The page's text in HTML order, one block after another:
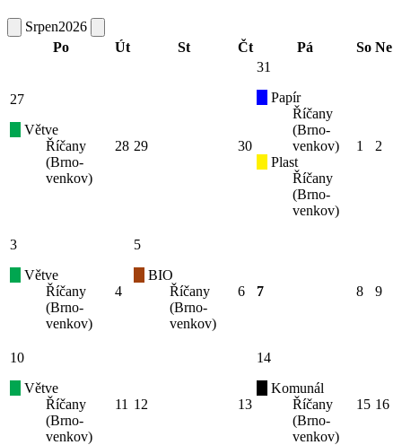
Srpen2026
Po
Út St Čt Pá So Ne
27
Větve
Říčany
(Brno-
venkov)
28 29 30
31
Papír
Říčany
(Brno-
venkov)
Plast
Říčany
(Brno-
venkov)
1 2
3
Větve
Říčany
(Brno-
venkov)
4
5
BIO
Říčany
(Brno-
venkov)
6 7 8 9
10
Větve
Říčany
(Brno-
venkov)
11 12 13
14
Komunál
Říčany
(Brno-
venkov)
15 16